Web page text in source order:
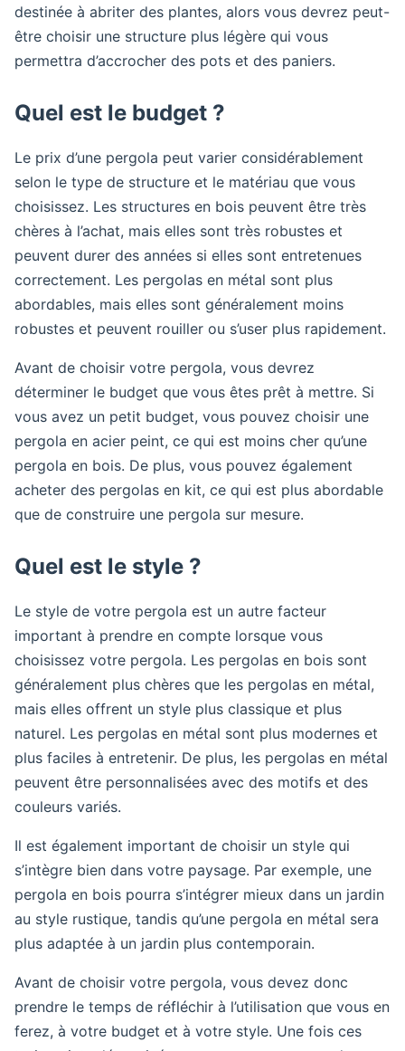
destinée à abriter des plantes, alors vous devrez peut-
être choisir une structure plus légère qui vous
permettra d’accrocher des pots et des paniers.
Quel est le budget ?
Le prix d’une pergola peut varier considérablement
selon le type de structure et le matériau que vous
choisissez. Les structures en bois peuvent être très
chères à l’achat, mais elles sont très robustes et
peuvent durer des années si elles sont entretenues
correctement. Les pergolas en métal sont plus
abordables, mais elles sont généralement moins
robustes et peuvent rouiller ou s’user plus rapidement.
Avant de choisir votre pergola, vous devrez
déterminer le budget que vous êtes prêt à mettre. Si
vous avez un petit budget, vous pouvez choisir une
pergola en acier peint, ce qui est moins cher qu’une
pergola en bois. De plus, vous pouvez également
acheter des pergolas en kit, ce qui est plus abordable
que de construire une pergola sur mesure.
Quel est le style ?
Le style de votre pergola est un autre facteur
important à prendre en compte lorsque vous
choisissez votre pergola. Les pergolas en bois sont
généralement plus chères que les pergolas en métal,
mais elles offrent un style plus classique et plus
naturel. Les pergolas en métal sont plus modernes et
plus faciles à entretenir. De plus, les pergolas en métal
peuvent être personnalisées avec des motifs et des
couleurs variés.
Il est également important de choisir un style qui
s’intègre bien dans votre paysage. Par exemple, une
pergola en bois pourra s’intégrer mieux dans un jardin
au style rustique, tandis qu’une pergola en métal sera
plus adaptée à un jardin plus contemporain.
Avant de choisir votre pergola, vous devez donc
prendre le temps de réfléchir à l’utilisation que vous en
ferez, à votre budget et à votre style. Une fois ces